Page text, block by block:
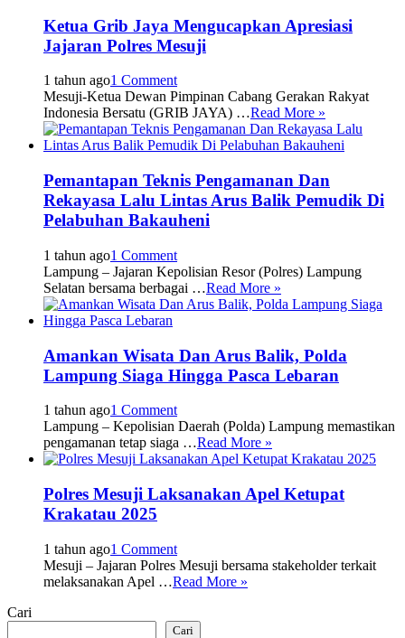
Ketua Grib Jaya Mengucapkan Apresiasi
Jajaran Polres Mesuji
1 tahun ago1 Comment
Mesuji-Ketua Dewan Pimpinan Cabang Gerakan Rakyat
Indonesia Bersatu (GRIB JAYA) …Read More »
Pemantapan Teknis Pengamanan Dan
Rekayasa Lalu Lintas Arus Balik Pemudik Di
Pelabuhan Bakauheni
1 tahun ago1 Comment
Lampung – Jajaran Kepolisian Resor (Polres) Lampung
Selatan bersama berbagai …Read More »
Amankan Wisata Dan Arus Balik, Polda
Lampung Siaga Hingga Pasca Lebaran
1 tahun ago1 Comment
Lampung – Kepolisian Daerah (Polda) Lampung memastikan
pengamanan tetap siaga …Read More »
Polres Mesuji Laksanakan Apel Ketupat
Krakatau 2025
1 tahun ago1 Comment
Mesuji – Jajaran Polres Mesuji bersama stakeholder terkait
melaksanakan Apel …Read More »
Cari
Cari